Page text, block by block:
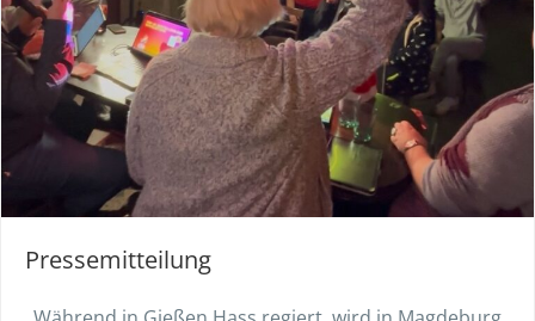
Pressemitteilung